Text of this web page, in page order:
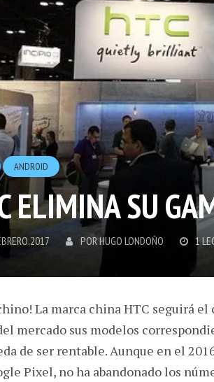
ANDROID
ELIMINA SU
PORHUGO LONDOÑO 1
La marca china HTC seguirá
mercado sus modelos
de ser rentable. Aunque en el
Pixel, no ha abandonado los